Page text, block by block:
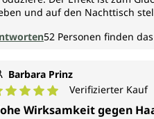
und auf den Nachttisch
52 Personen finden
Barbara Prinz
Bewertung
Verifizierter Kauf
Wirksamkeit gegen